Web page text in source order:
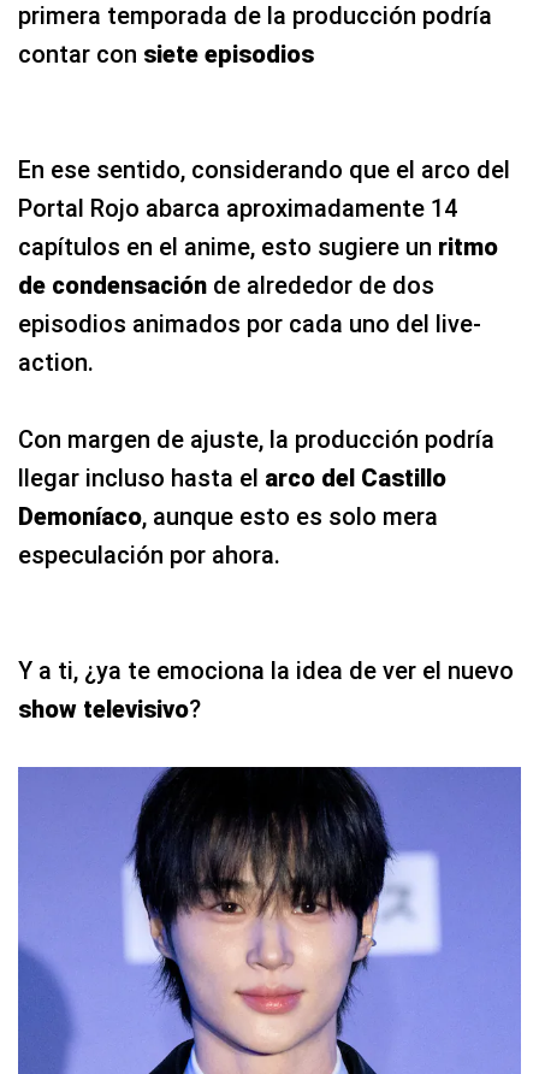
primera temporada de la producción podría
contar con siete episodios
En ese sentido, considerando que el arco del
Portal Rojo abarca aproximadamente 14
capítulos en el anime, esto sugiere un ritmo
de condensación de alrededor de dos
episodios animados por cada uno del live-
action.
Con margen de ajuste, la producción podría
llegar incluso hasta el arco del Castillo
Demoníaco, aunque esto es solo mera
especulación por ahora.
Y a ti, ¿ya te emociona la idea de ver el nuevo
show televisivo?